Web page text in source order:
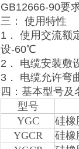
GB12666-90要
三： 使用特性
1． 使用交流额
设-60℃
2． 电缆安装敷
3． 电缆允许弯
四：基本型号及
型号
YGC
硅橡
YGCR
硅橡